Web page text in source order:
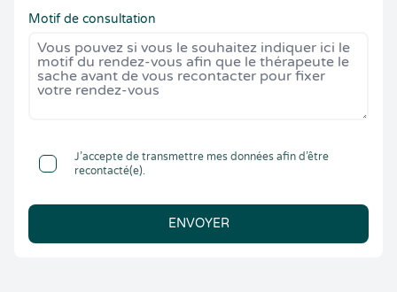
Motif de consultation
J’accepte de transmettre mes données afin d’être
recontacté(e).
ENVOYER